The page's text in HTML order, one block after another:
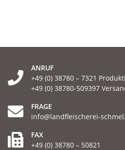
ANRUF
+49 (0) 38780 – 7321
+49 (0) 38780-509397
FRAGE
info@landfleischerei-
FAX
+49 (0) 38780 – 50821